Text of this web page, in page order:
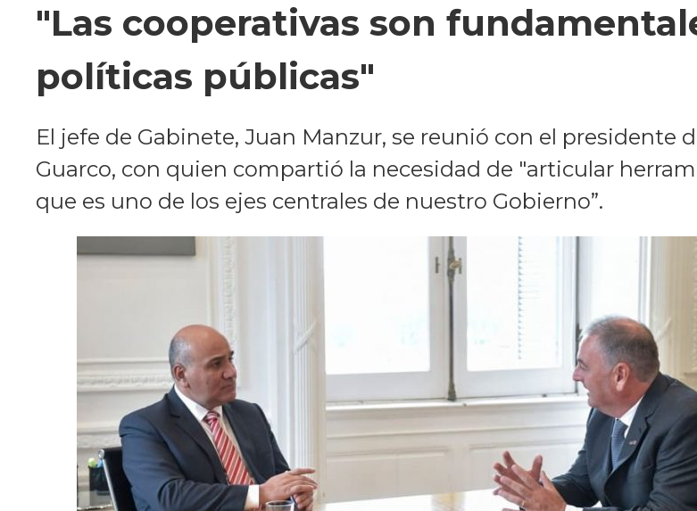
"Las cooperativas son
políticas públicas"
El jefe de Gabinete, Juan Manzur, se reunió con el presidente
Guarco, con quien compartió la necesidad de "articular
que es uno de los ejes centrales de nuestro Gobierno”.